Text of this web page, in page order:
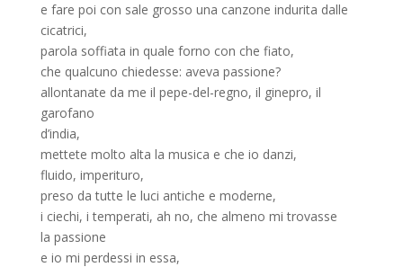
e fare poi con sale grosso una canzone indurita dalle
cicatrici,
parola soffiata in quale forno con che fiato,
che qualcuno chiedesse: aveva passione?
allontanate da me il pepe-del-regno, il ginepro, il
garofano
d’india,
mettete molto alta la musica e che io danzi,
fluido, imperituro,
preso da tutte le luci antiche e moderne,
i ciechi, i temperati, ah no, che almeno mi trovasse
la passione
e io mi perdessi in essa,